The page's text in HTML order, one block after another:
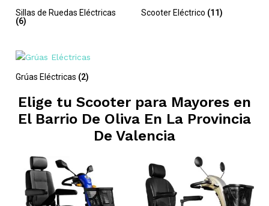
Sillas de Ruedas Eléctricas
(6)
Scooter Eléctrico (11)
Grúas Eléctricas (2)
Elige tu Scooter para Mayores en
El Barrio De Oliva En La Provincia
De Valencia